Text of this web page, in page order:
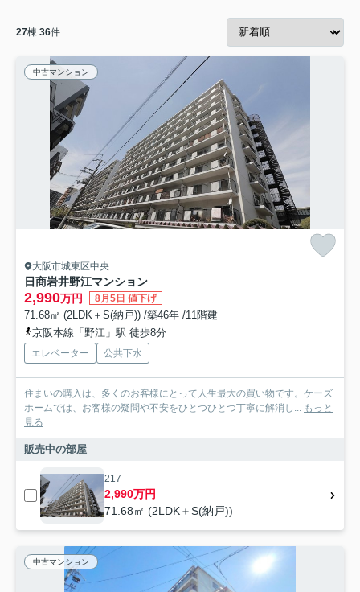
27棟 36件
中古マンション
大阪市城東区中央
日商岩井野江マンション
2,990万円 8月5日 値下げ
71.68㎡ (2LDK＋S(納戸)) /築46年 /11階建
京阪本線「野江」駅 徒歩8分
エレベーター 公共下水
住まいの購入は、多くのお客様にとって人生最大の買い物です。ケーズ
ホームでは、お客様の疑問や不安をひとつひとつ丁寧に解消し... もっと
見る
販売中の部屋
217
2,990万円
71.68㎡ (2LDK＋S(納戸))
中古マンション